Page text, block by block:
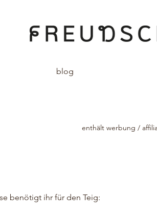
enthält werbung /
benötigt ihr für den Teig:
blog